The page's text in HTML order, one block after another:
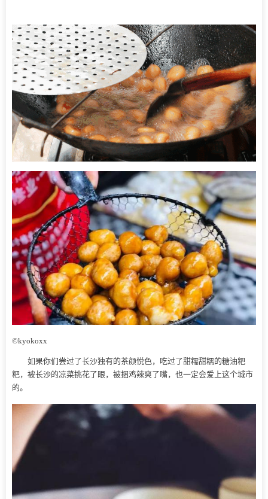
©kyokoxx
如果你们尝过了长沙独有的茶颜悦色，吃过了甜糯甜糯的糖油粑
粑，被长沙的凉菜挑花了眼，被捆鸡辣爽了嘴，也一定会爱上这个城市
的。